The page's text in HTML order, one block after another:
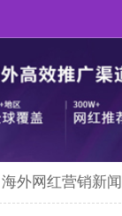
海外网红营销新闻